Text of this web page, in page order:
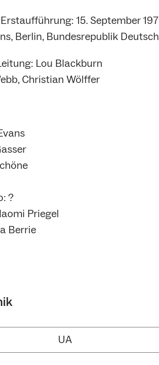
15. September
Berlin, Bundesrepublik
Lou Blackburn
Christian Wölffer
?
Priegel
Berrie
UA